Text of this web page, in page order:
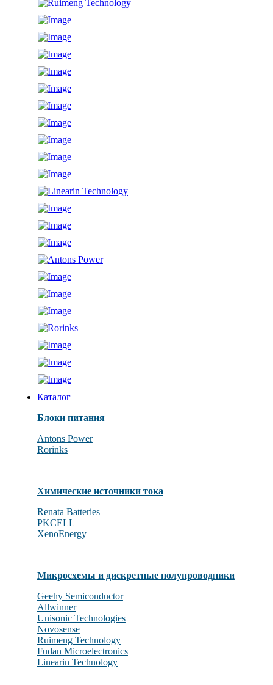
Каталог
Блоки питания
Antons Power
Rorinks
Химические источники тока
Renata Batteries
PKCELL
XenoEnergy
Микросхемы и дискретные полупроводники
Geehy Semiconductor
Allwinner
Unisonic Technologies
Novosense
Ruimeng Technology
Fudan Microelectronics
Linearin Technology